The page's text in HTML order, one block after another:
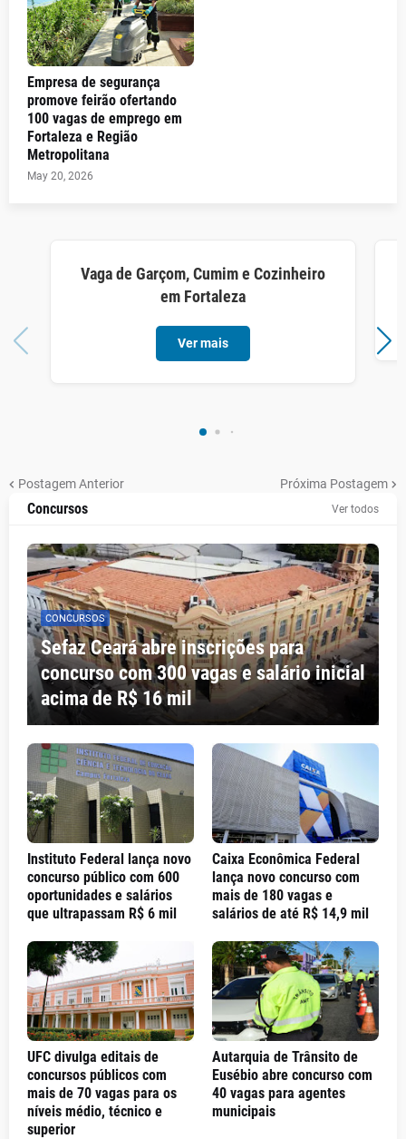
Empresa de segurança
promove feirão ofertando
100 vagas de emprego em
Fortaleza e Região
Metropolitana
May 20, 2026
Vaga de Garçom, Cumim e Cozinheiro
em Fortaleza
Ver mais
Postagem Anterior Próxima Postagem
Concursos Ver todos
CONCURSOS
Sefaz Ceará abre inscrições para
concurso com 300 vagas e salário inicial
acima de R$ 16 mil
Instituto Federal lança novo
concurso público com 600
oportunidades e salários
que ultrapassam R$ 6 mil
Caixa Econômica Federal
lança novo concurso com
mais de 180 vagas e
salários de até R$ 14,9 mil
UFC divulga editais de
concursos públicos com
mais de 70 vagas para os
níveis médio, técnico e
superior
Autarquia de Trânsito de
Eusébio abre concurso com
40 vagas para agentes
municipais